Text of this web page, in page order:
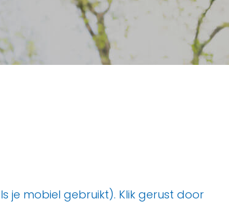
je mobiel gebruikt). Klik gerust door